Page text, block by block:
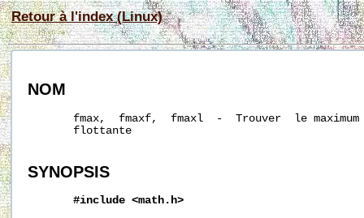
Retour à l'index (Linux)
NOM
fmax,  fmaxf,  fmaxl  -  Trouver  le
       flottante
SYNOPSIS
#include <math.h>